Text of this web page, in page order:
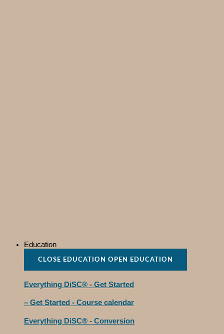
Education
CLOSE EDUCATION OPEN EDUCATION
Everything DiSC® - Get Started
– Get Started - Course calendar
Everything DiSC® - Conversion